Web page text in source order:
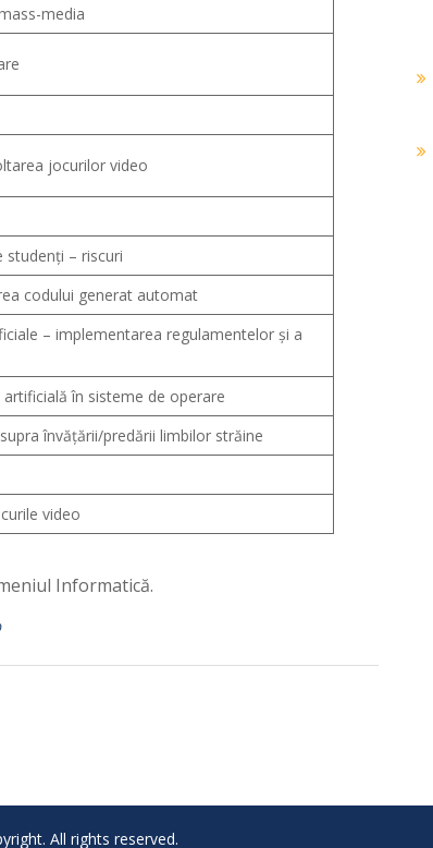
media
jocurilor video
studenți – riscuri
codului generat automat
– implementarea regulamentelor și a
în sisteme de operare
învățării/predării limbilor străine
video
Informatică.
All rights reserved.